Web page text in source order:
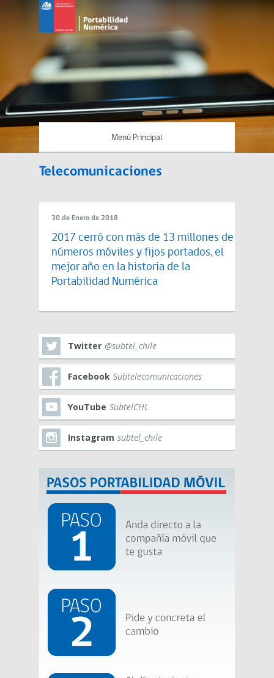
Menú Principal
Telecomunicaciones
30 de Enero de 2018
2017 cerró con más de 13 millones de
números móviles y fijos portados, el
mejor año en la historia de la
Portabilidad Numérica
Twitter @subtel_chile
Facebook Subtelecomunicaciones
YouTube SubtelCHL
Instagram subtel_chile